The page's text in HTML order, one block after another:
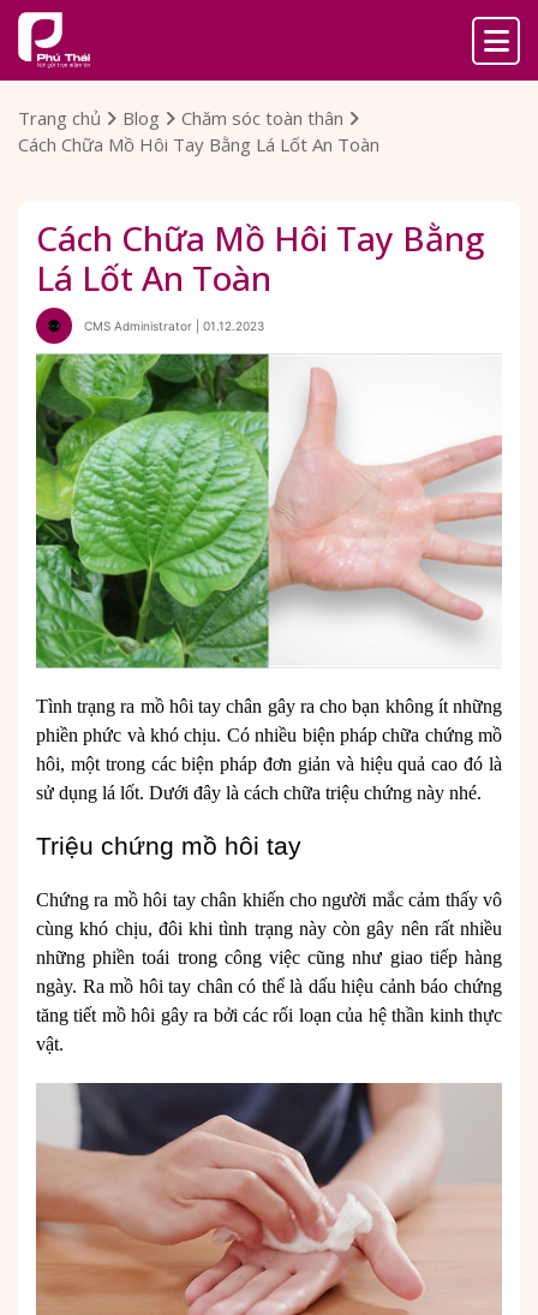
Trang chủ Blog
Chăm sóc toàn thân
Cách Chữa Mồ Hôi Tay Bằng Lá Lốt An Toàn
Cách Chữa Mồ Hôi Tay Bằng
Lá Lốt An Toàn
CMS Administrator | 01.12.2023
Tình trạng ra mồ hôi tay chân gây ra cho bạn không ít những
phiền phức và khó chịu. Có nhiều biện pháp chữa chứng mồ
hôi, một trong các biện pháp đơn giản và hiệu quả cao đó là
sử dụng lá lốt. Dưới đây là cách chữa triệu chứng này nhé.
Triệu chứng mồ hôi tay
Chứng ra mồ hôi tay chân khiến cho người mắc cảm thấy vô
cùng khó chịu, đôi khi tình trạng này còn gây nên rất nhiều
những phiền toái trong công việc cũng như giao tiếp hàng
ngày. Ra mồ hôi tay chân có thể là dấu hiệu cảnh báo chứng
tăng tiết mồ hôi gây ra bởi các rối loạn của hệ thần kinh thực
vật.